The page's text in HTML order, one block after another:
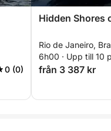
0 (0)
Hidden Shores
Rio de Janeiro,
6h00 · Upp till 10
från 3 387 kr